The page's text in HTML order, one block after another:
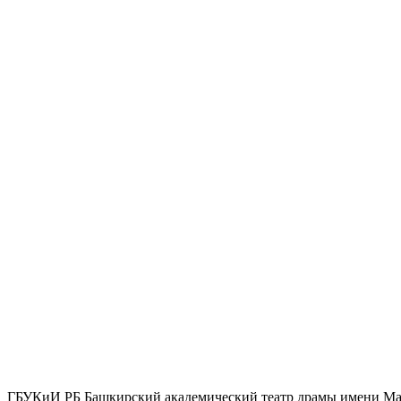
ГБУКиИ РБ Башкирский академический театр драмы имени